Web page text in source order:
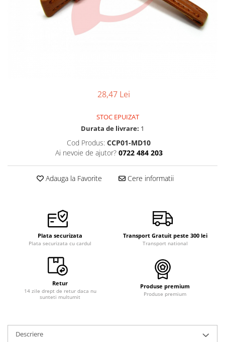
Ceasuri Daniel Klein
Scule Speciale
28,47 Lei
STOC EPUIZAT
Durata de livrare: 1
Cod Produs: CCP01-MD10
Ai nevoie de ajutor? 0722 484 203
Adauga la Favorite Cere informatii
Plata securizata
Plata securizata cu cardul
Transport Gratuit peste 300 lei
Transport national
Retur
14 zile drept de retur daca nu
sunteti multumit
Produse premium
Produse premium
Descriere